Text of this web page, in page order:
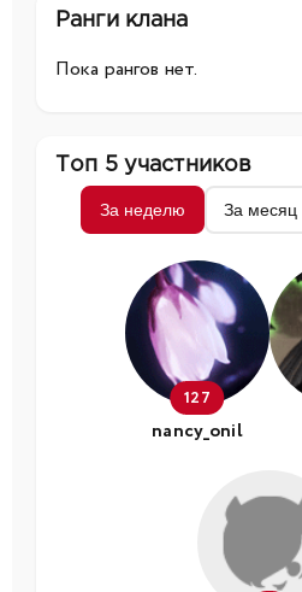
Ранги клана
Пока рангов нет.
Топ 5 участников
За неделю За месяц
127
nancy_onil